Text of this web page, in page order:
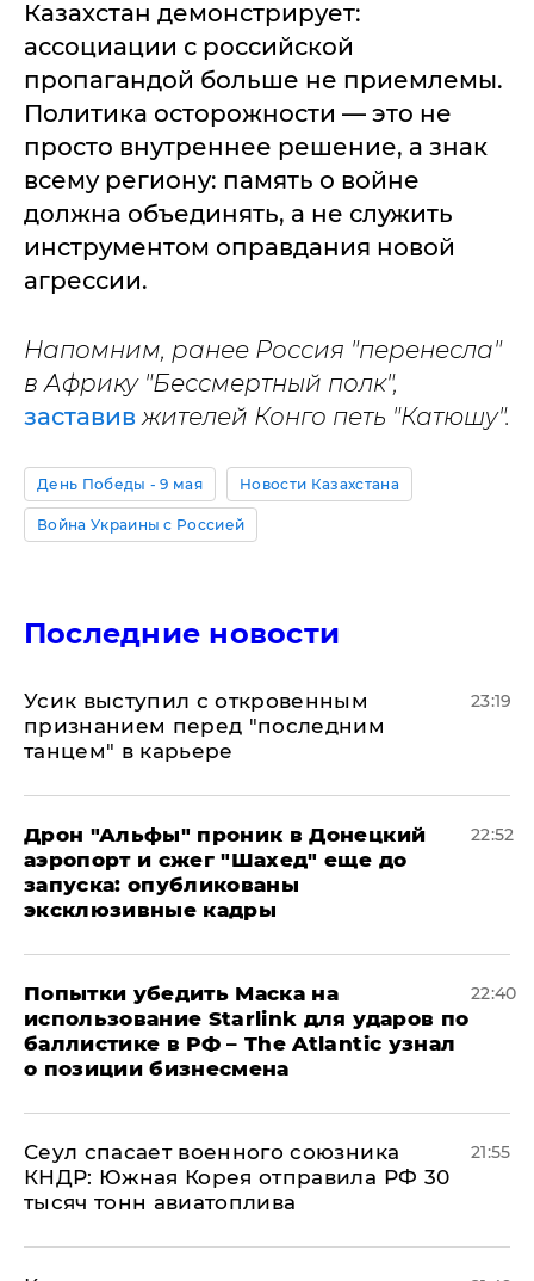
Казахстан демонстрирует:
ассоциации с российской
пропагандой больше не приемлемы.
Политика осторожности — это не
просто внутреннее решение, а знак
всему региону: память о войне
должна объединять, а не служить
инструментом оправдания новой
агрессии.
Напомним, ранее Россия "перенесла"
в Африку "Бессмертный полк",
заставивжителей Конго петь "Катюшу".
День Победы - 9 мая Новости Казахстана
Война Украины с Россией
Последние новости
Усик выступил с откровенным
признанием перед "последним
танцем" в карьере
23:19
Дрон "Альфы" проник в Донецкий
аэропорт и сжег "Шахед" еще до
запуска: опубликованы
эксклюзивные кадры
22:52
Попытки убедить Маска на
использование Starlink для ударов по
баллистике в РФ – The Atlantic узнал
о позиции бизнесмена
22:40
​Сеул спасает военного союзника
КНДР: Южная Корея отправила РФ 30
тысяч тонн авиатоплива
21:55